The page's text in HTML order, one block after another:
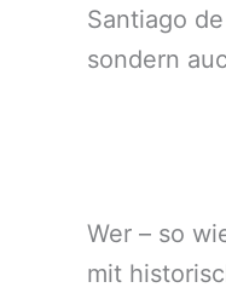
Santiago
sondern
Wer – so
mit